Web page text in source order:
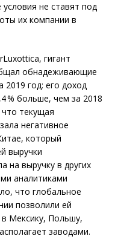
не ставят под
их компании в
гигант
обнадеживающие
2019 год: его доход
% больше, чем за 2018
текущая
негативное
который
выручки
на выручку в других
аналитиками
что глобальное
позволили ей
в Мексику, Польшу,
заводами.